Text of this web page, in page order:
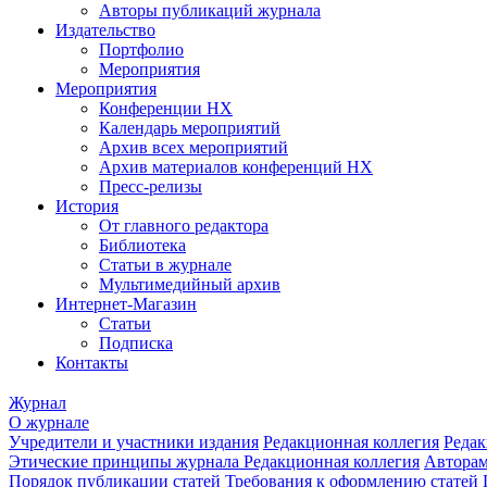
Авторы публикаций журнала
Издательство
Портфолио
Мероприятия
Мероприятия
Конференции НХ
Календарь мероприятий
Архив всех мероприятий
Архив материалов конференций НХ
Пресс-релизы
История
От главного редактора
Библиотека
Статьи в журнале
Мультимедийный архив
Интернет-Магазин
Статьи
Подписка
Контакты
Журнал
О журнале
Учредители и участники издания Редакционная коллегия
Этические принципы журнала Редакционная коллегия
Порядок публикации статей Требования к оформлению статей